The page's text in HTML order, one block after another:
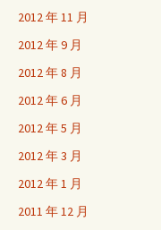
2012 年 11 月
2012 年 9 月
2012 年 8 月
2012 年 6 月
2012 年 5 月
2012 年 3 月
2012 年 1 月
2011 年 12 月